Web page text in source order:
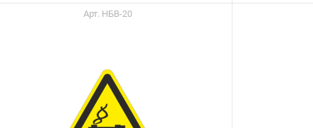
Арт. НБВ-20